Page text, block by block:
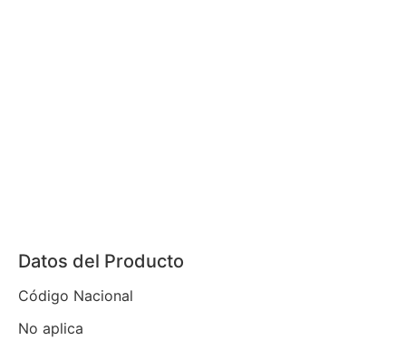
Datos del Producto
Código Nacional
No aplica